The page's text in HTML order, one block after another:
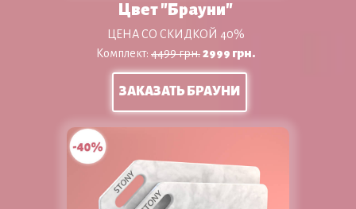
Цвет "Брауни"
ЦЕНА СО СКИДКОЙ 40%
Комплект: 4499 грн.2999 грн.
ЗАКАЗАТЬ БРАУНИ